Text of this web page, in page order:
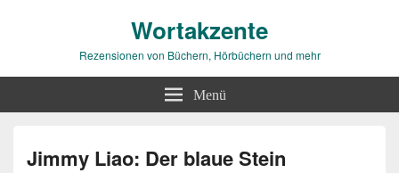
Wortakzente
Rezensionen von Büchern, Hörbüchern und mehr
Menü
Jimmy Liao: Der blaue Stein